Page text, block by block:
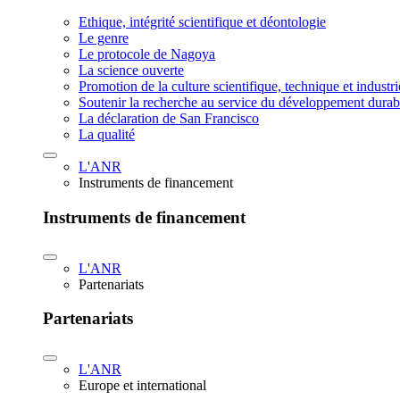
Ethique, intégrité scientifique et déontologie
Le genre
Le protocole de Nagoya
La science ouverte
Promotion de la culture scientifique, technique et
Soutenir la recherche au service du développement
La déclaration de San Francisco
La qualité
L'ANR
Instruments de financement
Instruments de financement
L'ANR
Partenariats
Partenariats
L'ANR
Europe et international